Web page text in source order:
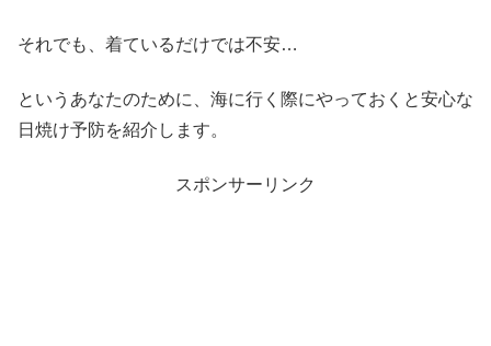
それでも、着ているだけでは不安…
というあなたのために、海に行く際にやっておくと安心な
日焼け予防を紹介します。
スポンサーリンク